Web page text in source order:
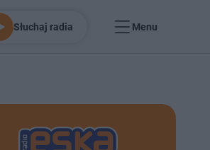
Słuchaj radia Menu